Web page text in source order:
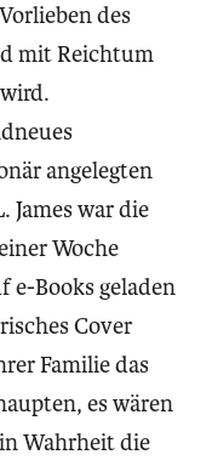
des
mit Reichtum
angelegten
James war die
Woche
e-Books geladen
Cover
Familie das
es wären
Wahrheit die